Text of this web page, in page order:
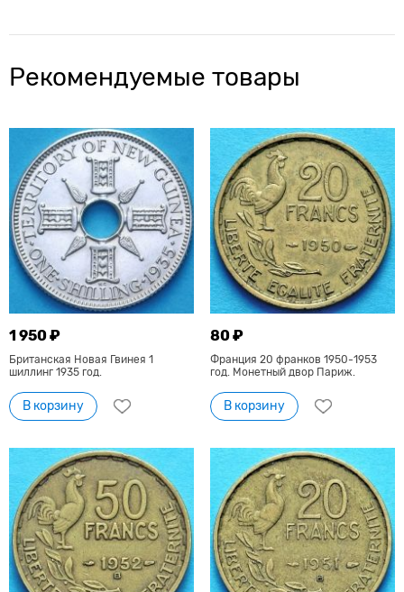
Рекомендуемые товары
1 950 ₽
Британская Новая Гвинея 1
шиллинг 1935 год.
В корзину
80 ₽
Франция 20 франков 1950-1953
год. Монетный двор Париж.
В корзину